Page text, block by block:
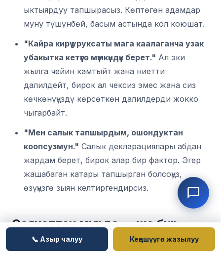
ыктыярдуу тапшырасыз. Көптөгөн адамдар
муну түшүнбөй, басым астында кол коюшат.
"Кайра кирүү уруксаты мага каалаганча узак
убакытка кетүүгө мүмкүндүк берет." Ал эки
жылга чейин камтыйт жана ниетти
далилдейт, бирок ал чексиз эмес жана сиз
көчкөнүңүздү көрсөткөн далилдерди жокко
чыгарбайт.
"Мен салык тапшырдым, ошондуктан
коопсузмун." Салык декларациялары абдан
жардам берет, бирок алар бир фактор. Эгер
жашабаган катары тапшырган болсоңуз,
өзүңүзгө зыян келтиргендирсиз.
Саякаттан мурда — же бир
нерсеге кол коюудан мурда
📞 Азыр чалуу Кеңешүүгө жазылуу